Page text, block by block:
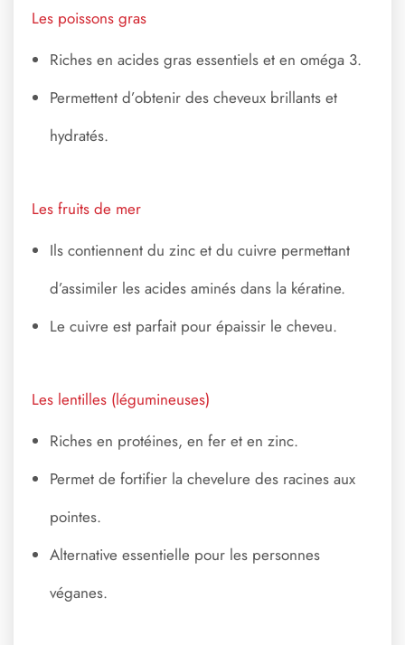
Les poissons gras
Riches en acides gras essentiels et en oméga 3.
Permettent d’obtenir des cheveux brillants et
hydratés.
Les fruits de mer
Ils contiennent du zinc et du cuivre permettant
d’assimiler les acides aminés dans la kératine.
Le cuivre est parfait pour épaissir le cheveu.
Les lentilles (légumineuses)
Riches en protéines, en fer et en zinc.
Permet de fortifier la chevelure des racines aux
pointes.
Alternative essentielle pour les personnes
véganes.